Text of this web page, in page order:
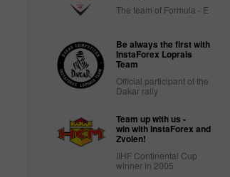
The team of Formula - E
Be always the first with
InstaForex Loprais
Team
Official participant of the
Dakar rally
Team up with us -
win with InstaForex and
Zvolen!
IIHF Continental Cup
winner in 2005